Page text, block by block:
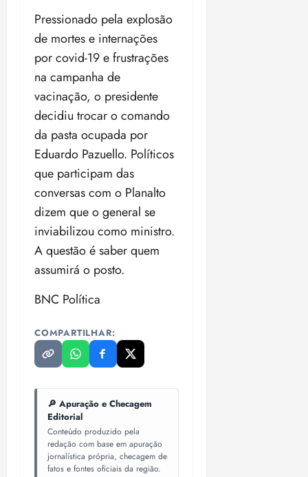
Pressionado pela explosão
de mortes e internações
por covid-19 e frustrações
na campanha de
vacinação, o presidente
decidiu trocar o comando
da pasta ocupada por
Eduardo Pazuello. Políticos
que participam das
conversas com o Planalto
dizem que o general se
inviabilizou como ministro.
A questão é saber quem
assumirá o posto.
BNC Política
COMPARTILHAR:
🔎 Apuração e Checagem
Editorial
Conteúdo produzido pela
redação com base em apuração
jornalística própria, checagem de
fatos e fontes oficiais da região.